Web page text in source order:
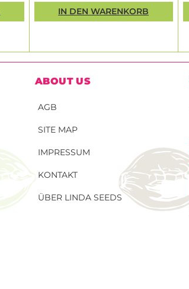
IN DEN WARENKORB
ABOUT US
AGB
SITE MAP
IMPRESSUM
KONTAKT
ÜBER LINDA SEEDS